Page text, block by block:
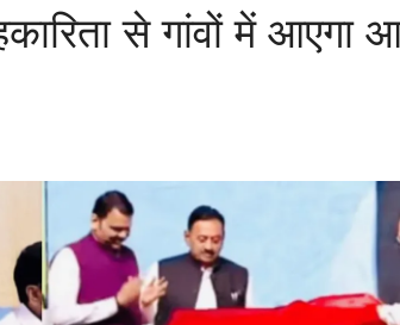
से गांवों में आएगा